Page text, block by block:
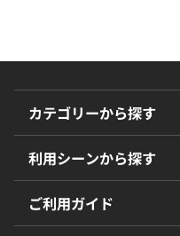
カテゴリーから探す
利用シーンから探す
ご利用ガイド